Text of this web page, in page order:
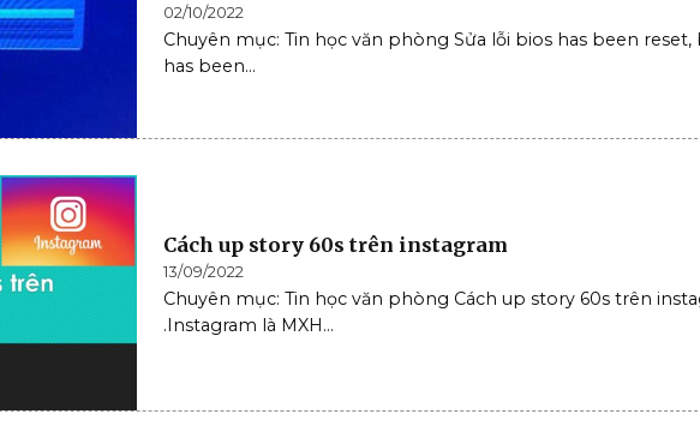
02/10/2022
Chuyên mục: Tin học văn phòng Sửa lỗi bios has been reset,
has been...
Cách up story 60s trên instagram
13/09/2022
Chuyên mục: Tin học văn phòng Cách up story 60s trên
.Instagram là MXH...